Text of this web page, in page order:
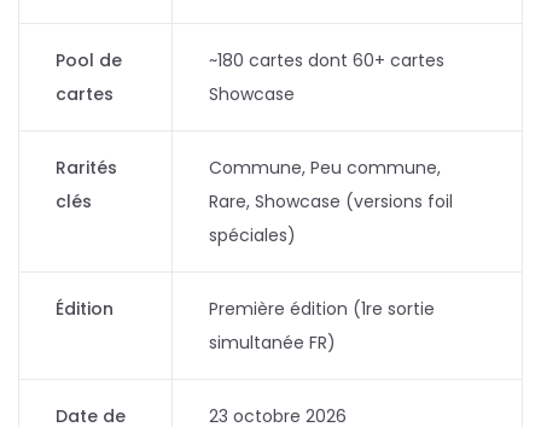
Pool de
cartes
~180 cartes dont 60+ cartes
Showcase
Rarités
clés
Commune, Peu commune,
Rare, Showcase (versions foil
spéciales)
Édition
Première édition (1re sortie
simultanée FR)
Date de 23 octobre 2026